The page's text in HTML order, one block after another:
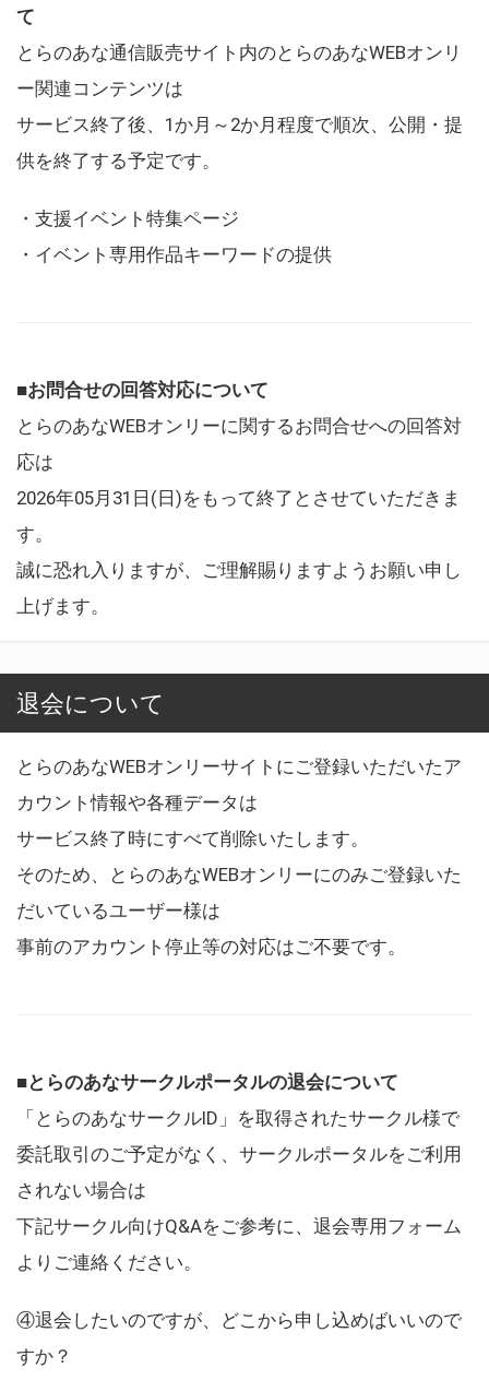
て
とらのあな通信販売サイト内のとらのあなWEBオンリ
ー関連コンテンツは
サービス終了後、1か月～2か月程度で順次、公開・提
供を終了する予定です。
・支援イベント特集ページ
・イベント専用作品キーワードの提供
■お問合せの回答対応について
とらのあなWEBオンリーに関するお問合せへの回答対
応は
2026年05月31日(日)をもって終了とさせていただきま
す。
誠に恐れ入りますが、ご理解賜りますようお願い申し
上げます。
退会について
とらのあなWEBオンリーサイトにご登録いただいたア
カウント情報や各種データは
サービス終了時にすべて削除いたします。
そのため、とらのあなWEBオンリーにのみご登録いた
だいているユーザー様は
事前のアカウント停止等の対応はご不要です。
■とらのあなサークルポータルの退会について
「とらのあなサークルID」を取得されたサークル様で
委託取引のご予定がなく、サークルポータルをご利用
されない場合は
下記サークル向けQ&Aをご参考に、退会専用フォーム
よりご連絡ください。
④退会したいのですが、どこから申し込めばいいので
すか？